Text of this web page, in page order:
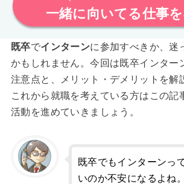
一緒に向いてる仕事を
既卒でインターンに参加すべきか、迷
かもしれません。今回は既卒インター
注意点と、メリット・デメリットを解
これから就職を考えている方はこの記
活動を進めていきましょう。
既卒でもインターンっ
いのか不安になるよね。